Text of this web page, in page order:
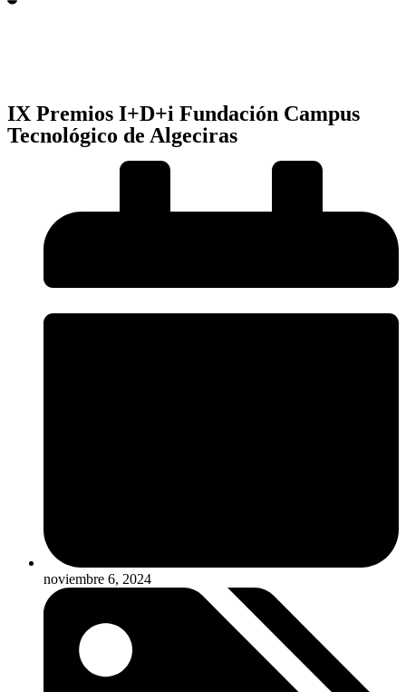
IX Premios I+D+i Fundación Campus
Tecnológico de Algeciras
noviembre 6, 2024